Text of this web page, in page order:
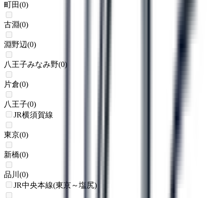
町田(0)
古淵(0)
淵野辺(0)
八王子みなみ野(0)
片倉(0)
八王子(0)
JR横須賀線
東京(0)
新橋(0)
品川 (0)
JR中央本線(東京～塩尻)